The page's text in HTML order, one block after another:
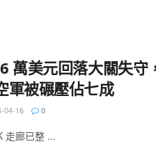
萬美元回落大關失守
軍被碾壓佔七成
04-16 0
走廊已整 ...